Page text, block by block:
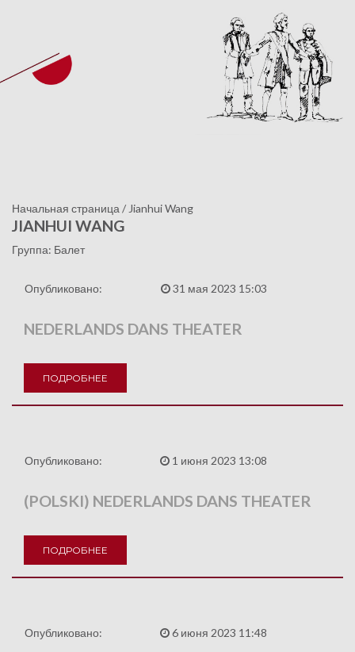
Начальная страница / Jianhui Wang
JIANHUI WANG
Группа: Балет
Опубликовано: 31 мая 2023 15:03
NEDERLANDS DANS THEATER
ПОДРОБНЕЕ
Опубликовано: 1 июня 2023 13:08
(POLSKI) NEDERLANDS DANS THEATER
ПОДРОБНЕЕ
Опубликовано: 6 июня 2023 11:48